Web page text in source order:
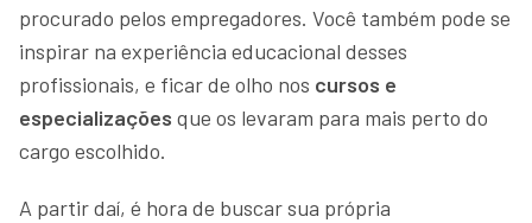
procurado pelos empregadores. Você também pode se
inspirar na experiência educacional desses
profissionais, e ficar de olho nos cursos e
especializações que os levaram para mais perto do
cargo escolhido.
A partir daí, é hora de buscar sua própria